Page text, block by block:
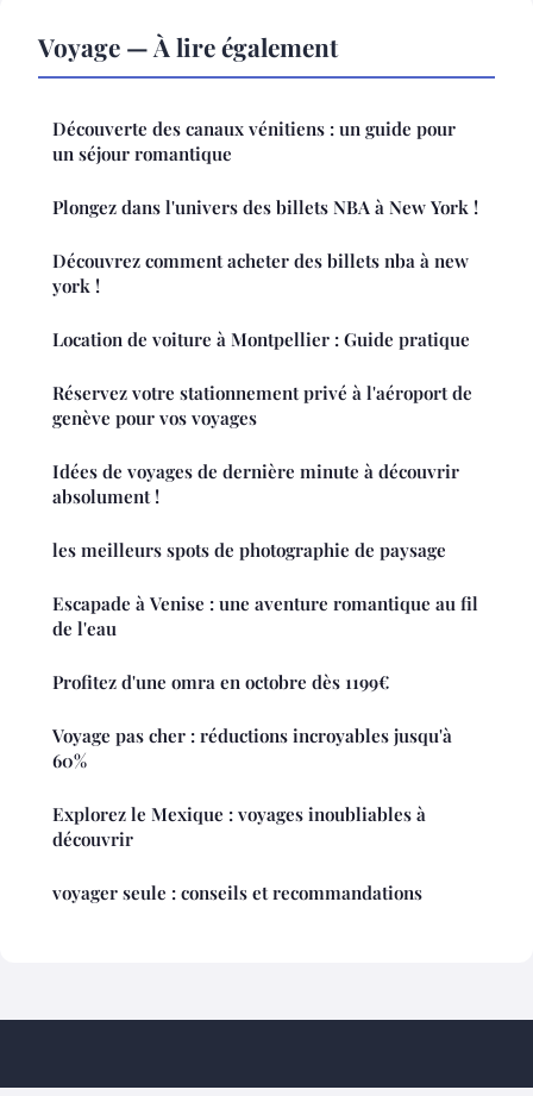
Voyage — À lire également
Découverte des canaux vénitiens : un guide pour
un séjour romantique
Plongez dans l'univers des billets NBA à New York !
Découvrez comment acheter des billets nba à new
york !
Location de voiture à Montpellier : Guide pratique
Réservez votre stationnement privé à l'aéroport de
genève pour vos voyages
Idées de voyages de dernière minute à découvrir
absolument !
les meilleurs spots de photographie de paysage
Escapade à Venise : une aventure romantique au fil
de l'eau
Profitez d'une omra en octobre dès 1199€
Voyage pas cher : réductions incroyables jusqu'à
60%
Explorez le Mexique : voyages inoubliables à
découvrir
voyager seule : conseils et recommandations